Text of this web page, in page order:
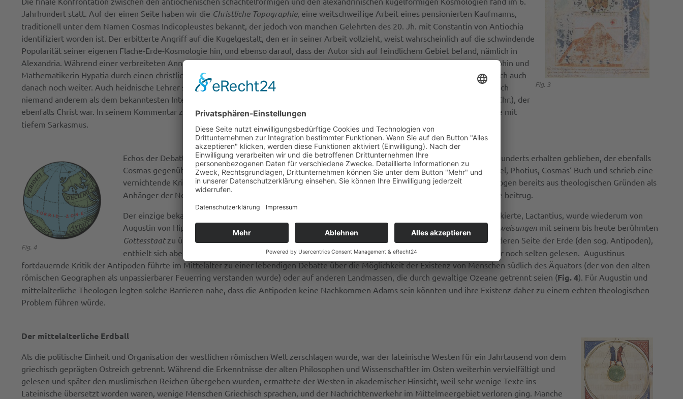
Fig. 3
Jahrhundert statt. Auf der einen Seite haben wir die Christliche Topographie, eine weitschweifige Arbeit eines pensionierten Kaufmanns,
traditionell unter dem Namen Cosmas Indicopleustes bekannt, der jedoch von manchen Gelehrten des 20. Jh. mit Constantin von Antiochia
identifiziert worden ist. Der erbitterte Angriff auf die Kugelgestalt, den er in seiner Arbeit vollzieht, weist wahrscheinlich auf die schwindende
Popularität seiner eigenen Flache-Erde-Kosmologie hin, und ebenso darauf, dass der Autor sich auf feindlichem Gebiet befand, nämlich in
Alexandria. Während einer verbreiteten Annahme zufolge dort die Wissenschaft im Zusammenhang mit der Ermordung der Philosophin und
Mathematikerin Hypatia durch einen christlichen Mob im Jahre 415 ausradiert wurde, blühte die Wissenschaft in Alexandria tatsächlich auch
danach noch weiter. Auch heidnische Lehrer setzten ihre Aktivitäten in dieser Zeit fort. Tatsächlich wurden die Ideen von Cosmas durch
niemand anderem als dem bekanntesten Intellektuellen der Zeit in Alexandria in Frage gestellt: John Philoponus (ca. 470- ca. 570 n.Chr.), der
ebenfalls Christ war. In seinem Kommentar zu Genesis 1 (De Opificio Mundi) erwiderte Philoponus den Anhängern einer flachen Erde mit
tiefem Sarkasmus.
Fig. 4
Echos der Debatte sind uns in einem Buch des armenischen Wissenschaftlers Shirakatsi aus dem 7. Jahrhunderts erhalten geblieben, der ebenfalls
Cosmas gegenüber kritisch eingestellt war. Zwei Jahrhunderte später las der Patriarch von Konstantinopel, Photius, Cosmas‘ Buch und schrieb eine
vernichtende Kritik darüber in seinerBibliotheca. Zu diesem Zeitpunkt waren die Antiochenischen Theologen bereits aus theologischen Gründen als
Anhänger der Nestorianischen Häresie verurteilt wurden, was auch zu dem Niedergang ihrer Kosmologie beitrug.
Der einzige bekannte westliche, also lateinische Autor, der den Glauben an eine kugelförmige Erde attackierte, Lactantius, wurde wiederum von
Augustin von Hippo gelesen. Augustinus versuchte Lactantius’ apologetisches Buch der
Göttlichen Unterweisungen mit seinem bis heute berühmten
Gottesstaatzu überwinden. Augustin blieb kritisch gegenüber der Vorstellung von Menschen auf der anderen Seite der Erde (den sog. Antipoden),
enthielt sich aber jeglicher Kritik an der Kugelgestalt der Erde. Lactantius wurde in der folgenden Zeit nur noch selten gelesen. Augustinus
fortdauernde Kritik der Antipoden führte im Mittelalter zu einer lebendigen Debatte über die Möglichkeit der Existenz von Menschen südlich des Äquators (der von den alten
römischen Geographen als unpassierbarer Feuerring verstanden wurde) oder auf anderen Landmassen, die durch gewaltige Ozeane getrennt seien (Fig. 4). Für Augustin und
mittelalterliche Theologen legten solche Barrieren nahe, dass die Antipoden keine Nachkommen Adams sein könnten und ihre Existenz daher zu einem echten theologischen
Problem führen würde.
Der mittelalterliche Erdball
Als die politische Einheit und Organisation der westlichen römischen Welt zerschlagen wurde, war der lateinische Westen für ein Jahrtausend von dem
griechisch geprägten Ostreich getrennt. Während die Erkenntnisse der alten Philosophen und Wissenschaftler im Osten weiterhin vervielfältigt und
gelesen und später den muslimischen Reichen übergeben wurden, ermattete der Westen in akademischer Hinsicht, weil sehr wenige Texte ins
Lateinische übersetzt worden waren, wenige Menschen Griechisch sprachen, und der Nachrichtenverkehr im Mittelmeergebiet verloren ging. Manche